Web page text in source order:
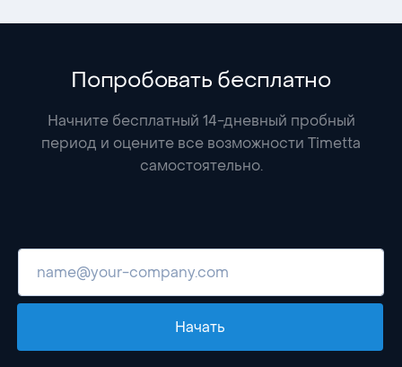
Попробовать бесплатно
Начните бесплатный 14-дневный пробный
период и оцените все возможности Timetta
самостоятельно.
Начать